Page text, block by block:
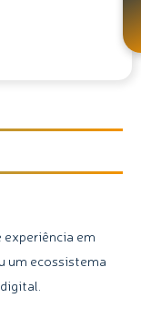
experiência em
um ecossistema